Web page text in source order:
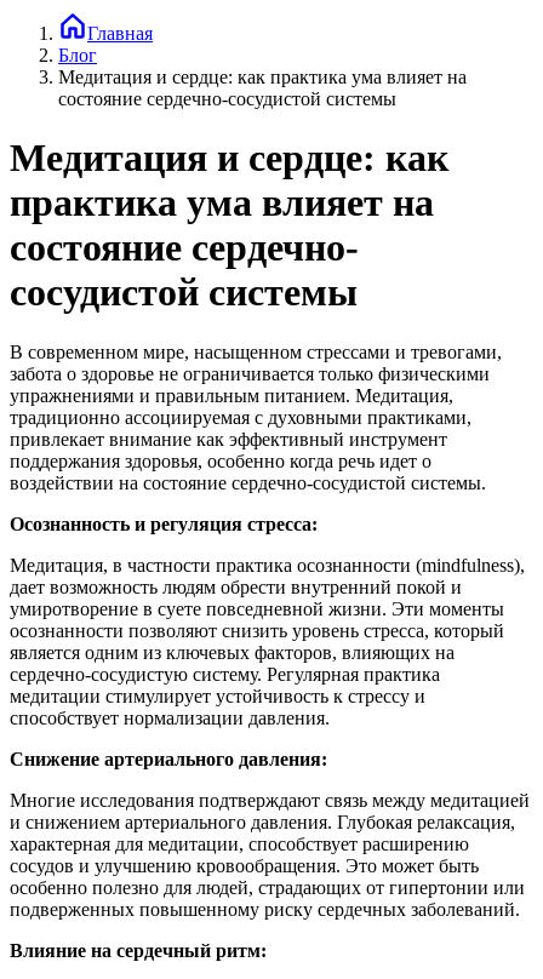
Главная
Блог
Медитация и сердце: как практика ума влияет на
состояние сердечно-сосудистой системы
Медитация и сердце: как
практика ума влияет на
состояние сердечно-
сосудистой системы
В современном мире, насыщенном стрессами и тревогами,
забота о здоровье не ограничивается только физическими
упражнениями и правильным питанием. Медитация,
традиционно ассоциируемая с духовными практиками,
привлекает внимание как эффективный инструмент
поддержания здоровья, особенно когда речь идет о
воздействии на состояние сердечно-сосудистой системы.
Осознанность и регуляция стресса:
Медитация, в частности практика осознанности (mindfulness),
дает возможность людям обрести внутренний покой и
умиротворение в суете повседневной жизни. Эти моменты
осознанности позволяют снизить уровень стресса, который
является одним из ключевых факторов, влияющих на
сердечно-сосудистую систему. Регулярная практика
медитации стимулирует устойчивость к стрессу и
способствует нормализации давления.
Снижение артериального давления:
Многие исследования подтверждают связь между медитацией
и снижением артериального давления. Глубокая релаксация,
характерная для медитации, способствует расширению
сосудов и улучшению кровообращения. Это может быть
особенно полезно для людей, страдающих от гипертонии или
подверженных повышенному риску сердечных заболеваний.
Влияние на сердечный ритм: